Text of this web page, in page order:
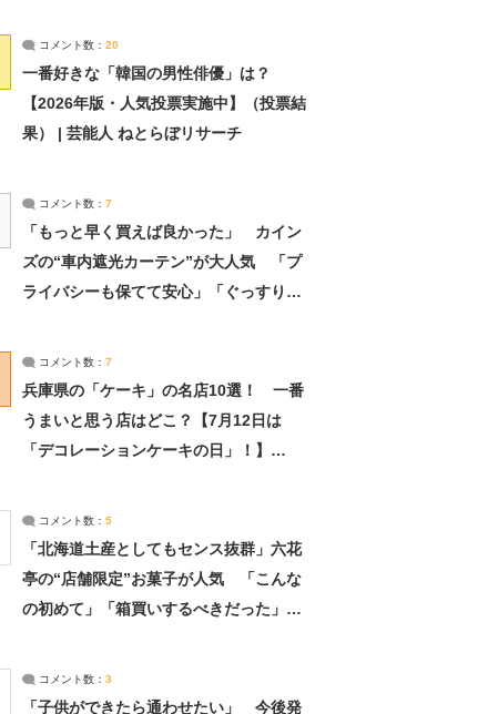
コメント数： 20
一番好きな「韓国の男性俳優」は？
【2026年版・人気投票実施中】（投票結
果） | 芸能人 ねとらぼリサーチ
コメント数： 7
「もっと早く買えば良かった」 カイン
ズの“車内遮光カーテン”が大人気 「プ
ライバシーも保てて安心」「ぐっすり眠
コメント数： 7
兵庫県の「ケーキ」の名店10選！ 一番
うまいと思う店はどこ？【7月12日は
「デコレーションケーキの日」！】
コメント数： 5
「北海道土産としてもセンス抜群」六花
亭の“店舗限定”お菓子が人気 「こんな
の初めて」「箱買いするべきだった」
コメント数： 3
「子供ができたら通わせたい」 今後発